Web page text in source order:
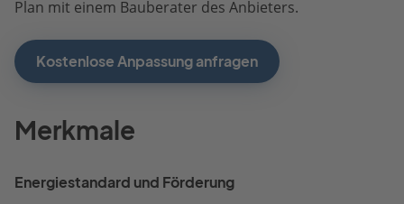
Plan mit einem Bauberater des Anbieters.
Kostenlose Anpassung anfragen
Merkmale
Energiestandard und Förderung